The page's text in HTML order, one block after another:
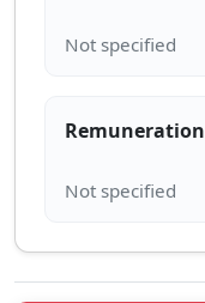
Remuneration